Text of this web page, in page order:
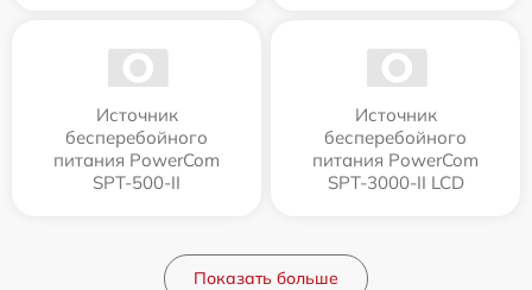
Источник
бесперебойного
питания PowerCom
SPT-500-II
Источник
бесперебойного
питания PowerCom
SPT-3000-II LCD
Показать больше